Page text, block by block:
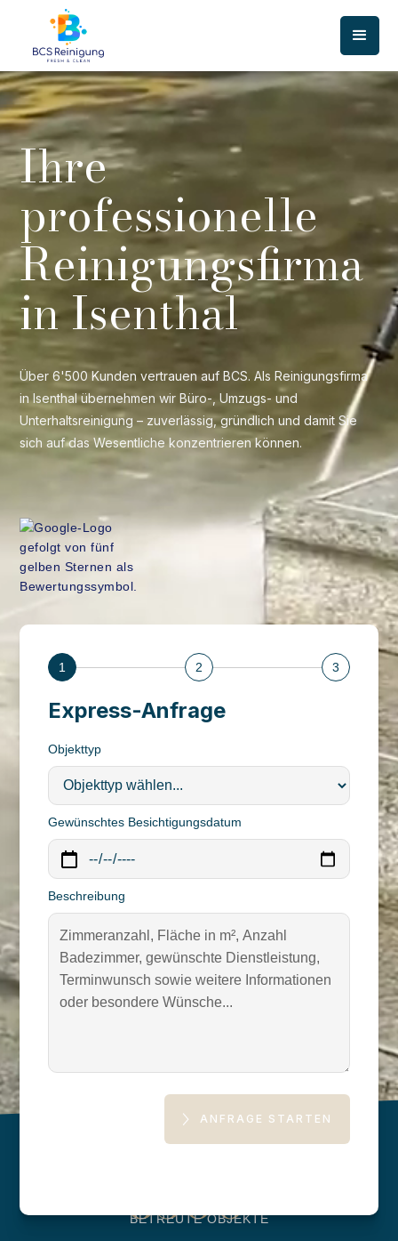
Ihre
professionelle
Reinigungsfirma
in Isenthal
Über 6'500 Kunden vertrauen auf BCS. Als Reinigungsfirma
in Isenthal übernehmen wir Büro-, Umzugs- und
Unterhaltsreinigung – zuverlässig, gründlich und damit Sie
sich auf das Wesentliche konzentrieren können.
1 2 3
Express-Anfrage
Objekttyp
Gewünschtes Besichtigungsdatum
Beschreibung
ANFRAGE STARTEN
6500+
BETREUTE OBJEKTE